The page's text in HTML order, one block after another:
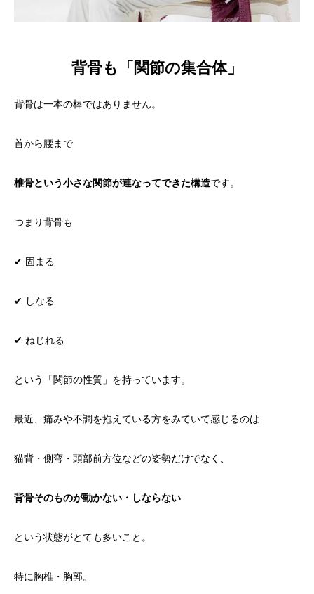
背骨も「関節の集合体」
背骨は一本の棒ではありません。
首から腰まで
椎骨という小さな関節が連なってできた構造です。
つまり背骨も
✔ 固まる
✔ しなる
✔ ねじれる
という「関節の性質」を持っています。
最近、痛みや不調を抱えている方をみていて感じるのは
猫背・側弯・頭部前方位などの姿勢だけでなく、
背骨そのものが動かない・しならない
という状態がとても多いこと。
特に胸椎・胸郭。